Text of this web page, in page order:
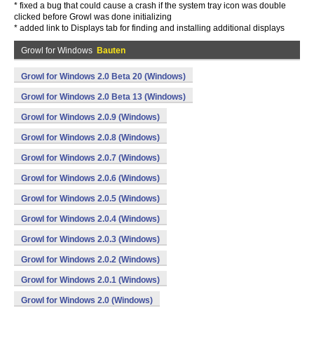
* fixed a bug that could cause a crash if the system tray icon was double
clicked before Growl was done initializing
* added link to Displays tab for finding and installing additional displays
Growl for Windows Bauten
Growl for Windows 2.0 Beta 20 (Windows)
Growl for Windows 2.0 Beta 13 (Windows)
Growl for Windows 2.0.9 (Windows)
Growl for Windows 2.0.8 (Windows)
Growl for Windows 2.0.7 (Windows)
Growl for Windows 2.0.6 (Windows)
Growl for Windows 2.0.5 (Windows)
Growl for Windows 2.0.4 (Windows)
Growl for Windows 2.0.3 (Windows)
Growl for Windows 2.0.2 (Windows)
Growl for Windows 2.0.1 (Windows)
Growl for Windows 2.0 (Windows)